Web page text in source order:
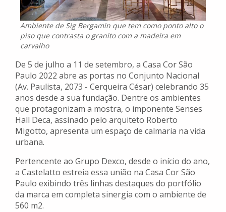
Ambiente de Sig Bergamin que tem como ponto alto o
piso que contrasta o granito com a madeira em
carvalho
De 5 de julho a 11 de setembro, a Casa Cor São
Paulo 2022 abre as portas no Conjunto Nacional
(Av. Paulista, 2073 - Cerqueira César) celebrando 35
anos desde a sua fundação. Dentre os ambientes
que protagonizam a mostra, o imponente Senses
Hall Deca, assinado pelo arquiteto Roberto
Migotto, apresenta um espaço de calmaria na vida
urbana.
Pertencente ao Grupo Dexco, desde o início do ano,
a Castelatto estreia essa união na Casa Cor São
Paulo exibindo três linhas destaques do portfólio
da marca em completa sinergia com o ambiente de
560 m2.